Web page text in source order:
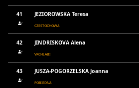
41 JEZIOROWSKA Teresa
CZESTOCHOWA
42 JINDRISKOVA Alena
VRCHLABI
43 JUSZA-POGORZELSKA Joanna
POBIEDNA